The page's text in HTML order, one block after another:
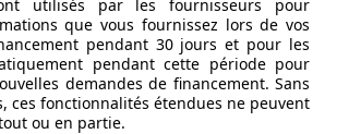
utilisés par les fournisseurs pour
que vous fournissez lors de vos
pendant 30 jours et pour les
pendant cette période pour
demandes de financement. Sans
ces fonctionnalités étendues ne peuvent
ou en partie.